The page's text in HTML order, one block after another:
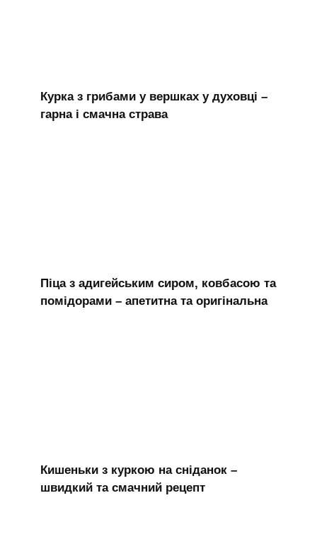
Курка з грибами у вершках у духовці –
гарна і смачна страва
Піца з адигейським сиром, ковбасою та
помідорами – апетитна та оригінальна
Кишеньки з куркою на сніданок –
швидкий та смачний рецепт